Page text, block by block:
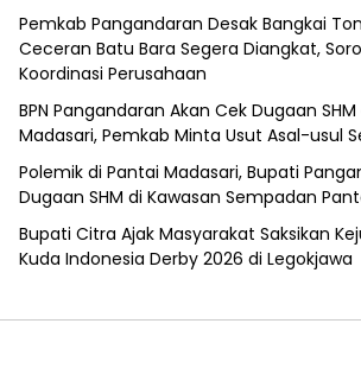
Pemkab Pangandaran Desak Bangkai
Ceceran Batu Bara Segera Diangkat,
Koordinasi Perusahaan
BPN Pangandaran Akan Cek Dugaan
Madasari, Pemkab Minta Usut Asal-usul
Polemik di Pantai Madasari, Bupati
Dugaan SHM di Kawasan Sempadan
Bupati Citra Ajak Masyarakat Saksikan
Kuda Indonesia Derby 2026 di Legokjawa